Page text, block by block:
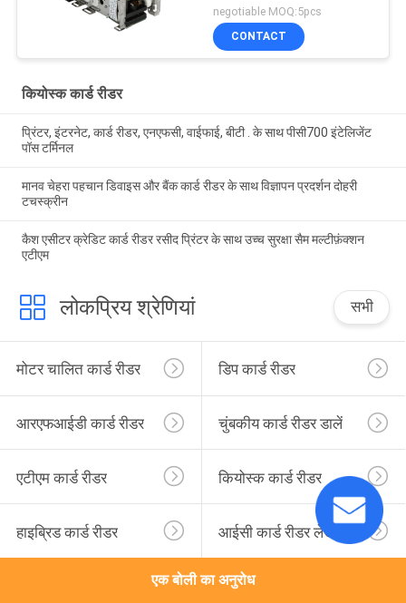
negotiable MOQ:5pcs
CONTACT
कियोस्क कार्ड रीडर
प्रिंटर, इंटरनेट, कार्ड रीडर, एनएफसी, वाईफाई, बीटी . के साथ पीसी700 इंटेलिजेंट
पॉस टर्मिनल
मानव चेहरा पहचान डिवाइस और बैंक कार्ड रीडर के साथ विज्ञापन प्रदर्शन दोहरी
टचस्क्रीन
कैश एसीटर क्रेडिट कार्ड रीडर रसीद प्रिंटर के साथ उच्च सुरक्षा सैम मल्टीफ़ंक्शन
एटीएम
लोकप्रिय श्रेणियां सभी
मोटर चालित कार्ड रीडर डिप कार्ड रीडर
आरएफआईडी कार्ड रीडर चुंबकीय कार्ड रीडर डालें
एटीएम कार्ड रीडर कियोस्क कार्ड रीडर
हाइब्रिड कार्ड रीडर आईसी कार्ड रीडर लेखक
एक बोली का अनुरोध